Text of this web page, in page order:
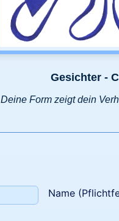
Gesichter -
Deine Form zeigt dein
Name